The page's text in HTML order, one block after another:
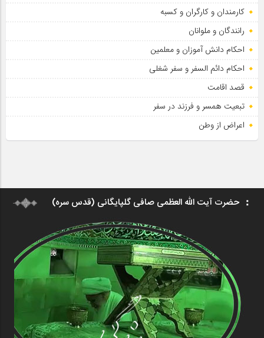
کارمندان و کارگران و کسبه
رانندگان و ملوانان
احکام دانش آموزان و معلمین
احکام دائم السفر و سفر شغلی
قصد اقامت
تبعیت همسر و فرزند در سفر
اعراض از وطن
حضرت آیت الله العظمی صافی گلپایگانی (قدس سره)